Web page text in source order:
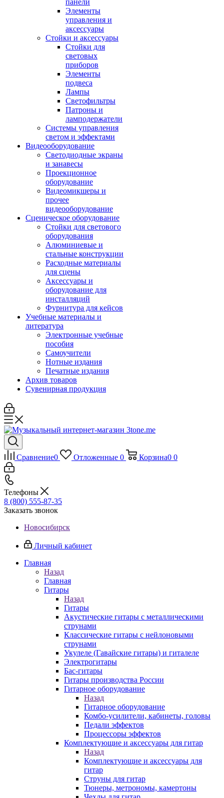
панели
Элементы
управления и
аксессуары
Стойки и аксессуары
Стойки для
световых
приборов
Элементы
подвеса
Лампы
Светофильтры
Патроны и
ламподержатели
Системы управления
светом и эффектами
Видеооборудование
Светодиодные экраны
и занавесы
Проекционное
оборудование
Видеомикшеры и
прочее
видеооборудование
Сценическое оборудование
Стойки для светового
оборудования
Алюминиевые и
стальные конструкции
Расходные материалы
для сцены
Аксессуары и
оборудование для
инсталляций
Фурнитура для кейсов
Учебные материалы и
литература
Электронные учебные
пособия
Самоучители
Нотные издания
Печатные издания
Архив товаров
Сувенирная продукция
Сравнение0 Отложенные 0 Корзина0 0
Телефоны
8 (800) 555-87-35
Заказать звонок
Новосибирск
Личный кабинет
Главная
Назад
Главная
Гитары
Назад
Гитары
Акустические гитары с металлическими
струнами
Классические гитары с нейлоновыми
струнами
Укулеле (Гавайские гитары) и гиталеле
Электрогитары
Бас-гитары
Гитары производства России
Гитарное оборудование
Назад
Гитарное оборудование
Комбо-усилители, кабинеты, головы
Педали эффектов
Процессоры эффектов
Комплектующие и аксессуары для гитар
Назад
Комплектующие и аксессуары для
гитар
Струны для гитар
Тюнеры, метрономы, камертоны